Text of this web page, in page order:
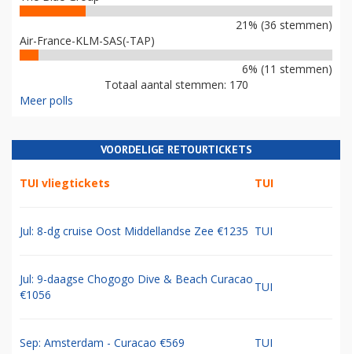
21% (36 stemmen)
Air-France-KLM-SAS(-TAP)
6% (11 stemmen)
Totaal aantal stemmen: 170
Meer polls
VOORDELIGE RETOURTICKETS
TUI vliegtickets TUI
Jul: 8-dg cruise Oost Middellandse Zee €1235 TUI
Jul: 9-daagse Chogogo Dive & Beach Curacao
€1056
TUI
Sep: Amsterdam - Curacao €569 TUI